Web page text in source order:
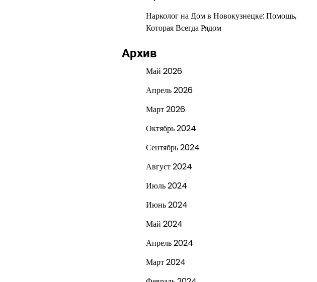
Нарколог на Дом в Новокузнецке: Помощь,
Которая Всегда Рядом
Архив
Май 2026
Апрель 2026
Март 2026
Октябрь 2024
Сентябрь 2024
Август 2024
Июль 2024
Июнь 2024
Май 2024
Апрель 2024
Март 2024